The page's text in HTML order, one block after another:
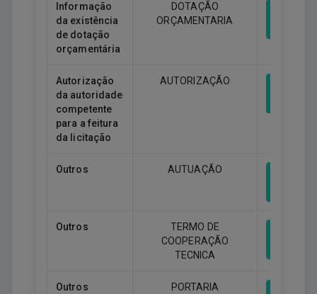
Informação
da existência
de dotação
orçamentária
DOTAÇÃO
ORÇAMENTARIA
Autorização
da autoridade
competente
para a feitura
da licitação
AUTORIZAÇÃO
Outros AUTUAÇÃO
Outros
TERMO DE
COOPERAÇÃO
TECNICA
Outros PORTARIA